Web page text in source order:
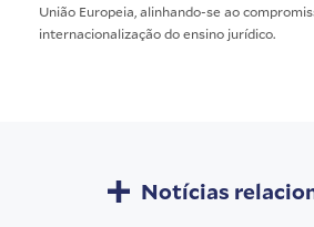
União Europeia, alinhando-se ao
internacionalização do ensino jurídico.
Notícias